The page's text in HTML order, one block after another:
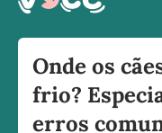
Onde os
frio?
erros